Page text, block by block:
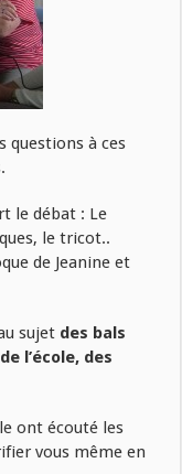
questions à ces
le débat : Le
le tricot..
de Jeanine et
sujet des bals
l’école, des
ont écouté les
vous même en